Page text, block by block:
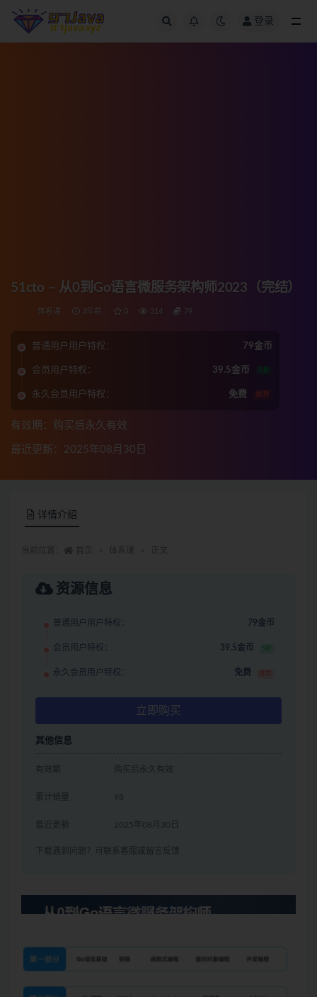
登录
51cto – 从0到Go语言微服务架构师2023（完结）
体系课 3年前 0 314 79
普通用户用户特权： 79金币
会员用户特权： 39.5金币 5折
永久会员用户特权： 免费 推荐
有效期：购买后永久有效
最近更新：2025年08月30日
详情介绍
资源信息
普通用户用户特权： 79金币
会员用户特权： 39.5金币 5折
永久会员用户特权： 免费 推荐
立即购买
其他信息
有效期 购买后永久有效
累计销量 98
最近更新 2025年08月30日
下载遇到问题？可联系客服或留言反馈